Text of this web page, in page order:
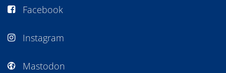
Facebook
Instagram
Mastodon